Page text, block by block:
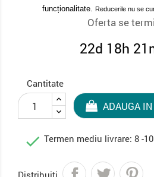
funcționalitate. Reducerile nu se
Oferta se
22d 18h
Cantitate
ADAUGA IN
 Termen mediu livrare: 8 -
Distribuiti